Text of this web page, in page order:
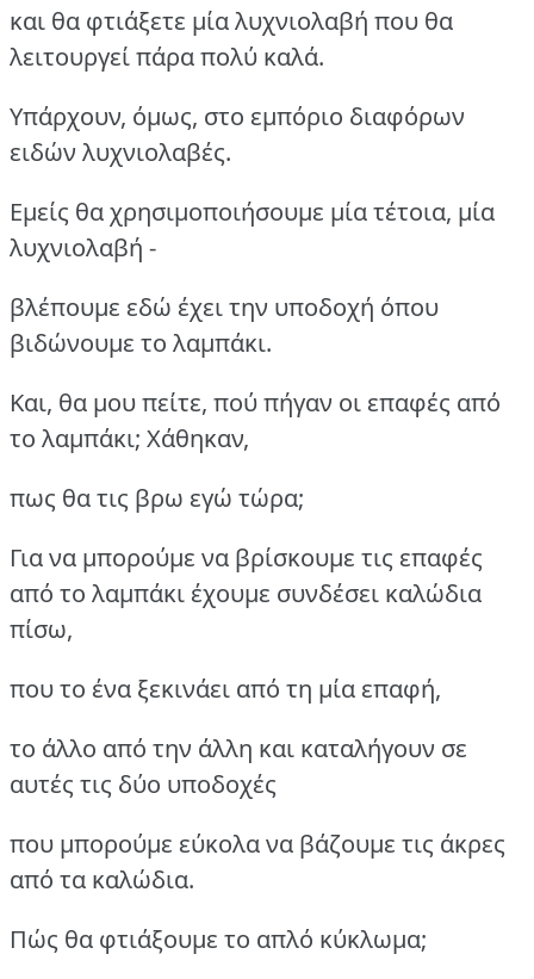
και θα φτιάξετε μία λυχνιολαβή που θα
λειτουργεί πάρα πολύ καλά.
Υπάρχουν, όμως, στο εμπόριο διαφόρων
ειδών λυχνιολαβές.
Εμείς θα χρησιμοποιήσουμε μία τέτοια, μία
λυχνιολαβή -
βλέπουμε εδώ έχει την υποδοχή όπου
βιδώνουμε το λαμπάκι.
Και, θα μου πείτε, πού πήγαν οι επαφές από
το λαμπάκι; Χάθηκαν,
πως θα τις βρω εγώ τώρα;
Για να μπορούμε να βρίσκουμε τις επαφές
από το λαμπάκι έχουμε συνδέσει καλώδια
πίσω,
που το ένα ξεκινάει από τη μία επαφή,
το άλλο από την άλλη και καταλήγουν σε
αυτές τις δύο υποδοχές
που μπορούμε εύκολα να βάζουμε τις άκρες
από τα καλώδια.
Πώς θα φτιάξουμε το απλό κύκλωμα;